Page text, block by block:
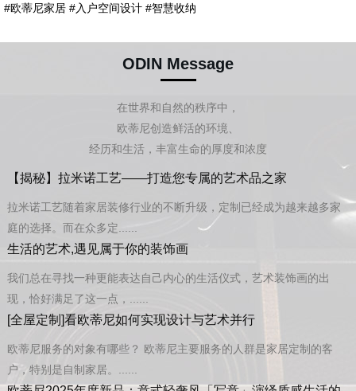
#欧蒂尼家居 #入户空间设计 #智慧收纳
【揭秘】拉米诺工艺——打造您专属的艺术品之家
拉米诺工艺随着家居装修行业的不断升级，定制已经成为越来越多家
庭的选择。而在众多定......
生活的艺术,遇见属于你的装饰画
我们总在寻找一种更能表达自己内心的生活仪式，艺术装饰画的出
现，恰好满足了这一点，......
[全屋定制]看欧蒂尼如何实现设计与艺术并行
欧蒂尼服务的对象有哪些？ 欧蒂尼主要服务的人群是家居定制的客
户，特别是自制家居。......
ODIN Message
在世界和自然的秩序中，
欧蒂尼创造鲜活的环境、
经历和生活，丰富生命的厚度和浓度